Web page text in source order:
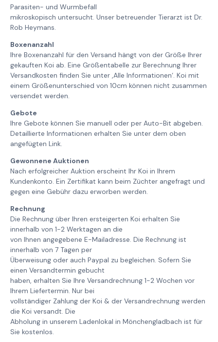
Parasiten- und Wurmbefall
mikroskopisch untersucht. Unser betreuender Tierarzt ist Dr.
Rob Heymans.
Boxenanzahl
Ihre Boxenanzahl für den Versand hängt von der Größe Ihrer
gekauften Koi ab. Eine Größentabelle zur Berechnung Ihrer
Versandkosten finden Sie unter ‚Alle Informationen‘. Koi mit
einem Größenunterschied von 10cm können nicht zusammen
versendet werden.
Gebote
Ihre Gebote können Sie manuell oder per Auto-Bit abgeben.
Detaillierte Informationen erhalten Sie unter dem oben
angefügten Link.
Gewonnene Auktionen
Nach erfolgreicher Auktion erscheint Ihr Koi in Ihrem
Kundenkonto. Ein Zertifikat kann beim Züchter angefragt und
gegen eine Gebühr dazu erworben werden.
Rechnung
Die Rechnung über Ihren ersteigerten Koi erhalten Sie
innerhalb von 1-2 Werktagen an die
von Ihnen angegebene E-Mailadresse. Die Rechnung ist
innerhalb von 7 Tagen per
Überweisung oder auch Paypal zu begleichen. Sofern Sie
einen Versandtermin gebucht
haben, erhalten Sie Ihre Versandrechnung 1-2 Wochen vor
Ihrem Liefertermin. Nur bei
vollständiger Zahlung der Koi & der Versandrechnung werden
die Koi versandt. Die
Abholung in unserem Ladenlokal in Mönchengladbach ist für
Sie kostenlos.